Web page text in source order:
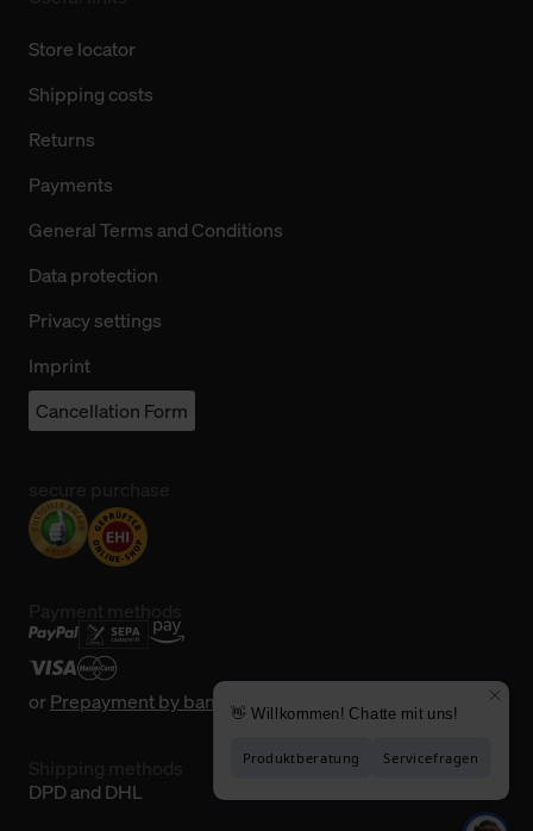
Store locator
Shipping costs
Returns
Payments
General Terms and Conditions
Data protection
Privacy settings
Imprint
Cancellation Form
orPrepayment by bank transfer
DPD and DHL